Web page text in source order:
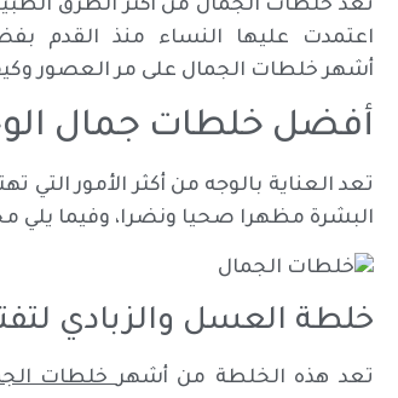
تعد خلطات الجمال من أكثر الطرق
اعتمدت عليها النساء منذ القدم
أشهر خلطات الجمال على مر العصور
أفضل خلطات جمال
تعد العناية بالوجه من أكثر الأمور
البشرة مظهرا صحيا ونضرا، وفيما
خلطة العسل والزبادي
تعد هذه الخلطة من أشهرخلطات